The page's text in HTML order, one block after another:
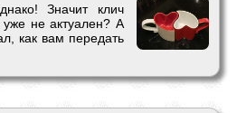
Значит клич
не актуален? А
как вам передать